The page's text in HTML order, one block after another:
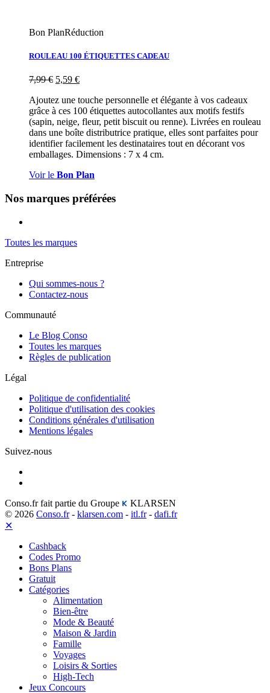
Bon PlanRéduction
ROULEAU 100 ÉTIQUETTES CADEAU
7,99€ 5,59 €
Ajoutez une touche personnelle et élégante à vos cadeaux
grâce à ces 100 étiquettes autocollantes aux motifs festifs
(sapin, neige, fleur, petit biscuit ou renne). Livrées en rouleau
dans une boîte distributrice pratique, elles sont parfaites pour
identifier facilement les destinataires tout en décorant vos
emballages. Dimensions : 7 x 4 cm.
Voir le Bon Plan
Nos marques préférées
Toutes les marques
Entreprise
Qui sommes-nous ?
Contactez-nous
Communauté
Le Blog Conso
Toutes les marques
Règles de publication
Légal
Politique de confidentialité
Politique d'utilisation des cookies
Conditions générales d'utilisation
Mentions légales
Suivez-nous
Conso.fr fait partie du Groupe
KLARSEN
© 2026 Conso.fr- klarsen.com - itl.fr- dafi.fr
✕
Cashback
Codes Promo
Bons Plans
Gratuit
Catégories
Alimentation
Bien-être
Mode & Beauté
Maison & Jardin
Famille
Voyages
Loisirs & Sorties
High-Tech
Jeux Concours